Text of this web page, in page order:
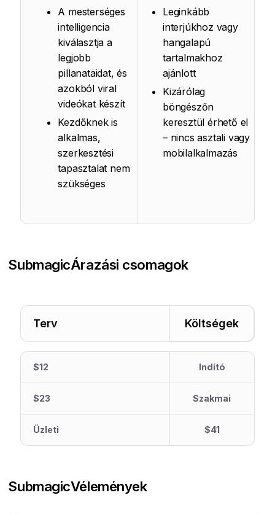
A mesterséges
intelligencia
kiválasztja a
legjobb
pillanataidat, és
azokból viral
videókat készít
Kezdőknek is
alkalmas,
szerkesztési
tapasztalat nem
szükséges
Leginkább
interjúkhoz vagy
hangalapú
tartalmakhoz
ajánlott
Kizárólag
böngészőn
keresztül érhető el
– nincs asztali vagy
mobilalkalmazás
SubmagicÁrazási csomagok
Terv Költségek
$12 Indító
$23 Szakmai
Üzleti $41
SubmagicVélemények